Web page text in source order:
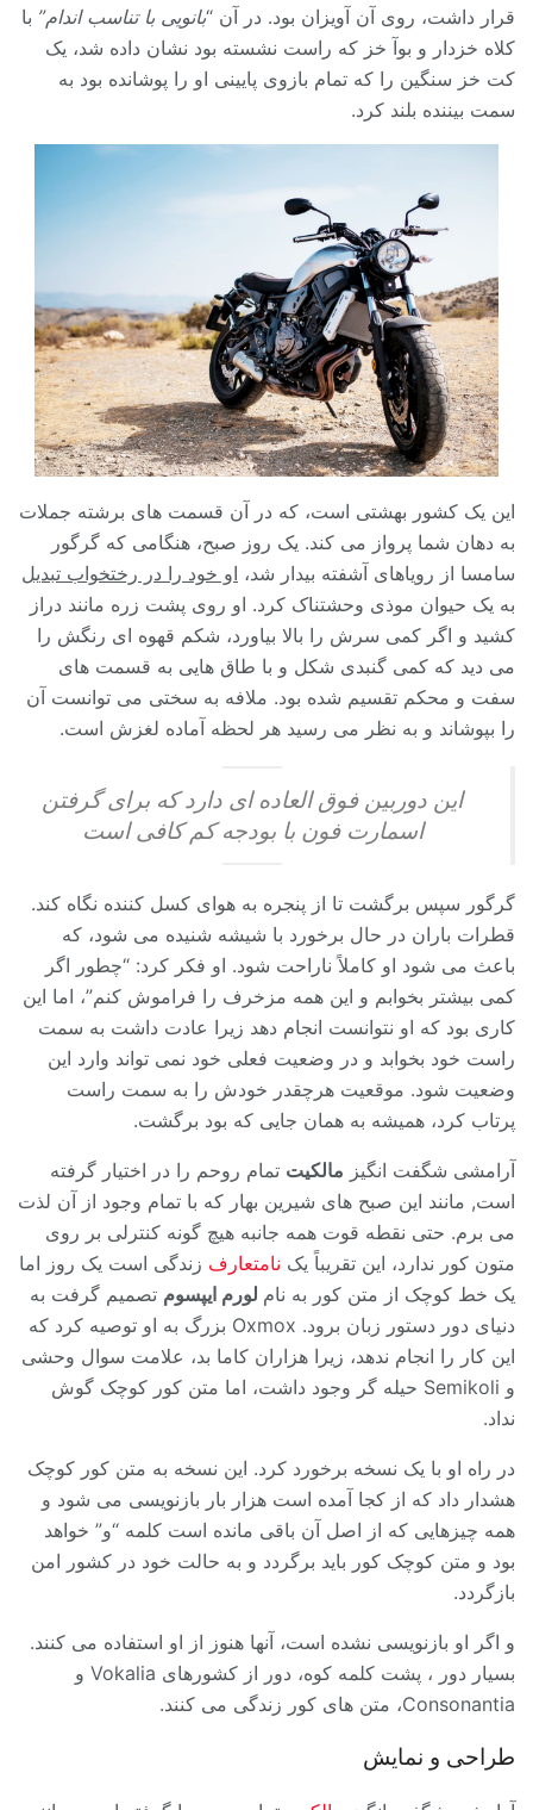
قرار داشت، روی آن آویزان بود. در آن “بانویی با تناسب اندام” با
کلاه خزدار و بوآ خز که راست نشسته بود نشان داده شد، یک
کت خز سنگین را که تمام بازوی پایینی او را پوشانده بود به
سمت بیننده بلند کرد.
این یک کشور بهشتی است، که در آن قسمت های برشته جملات
به دهان شما پرواز می کند. یک روز صبح، هنگامی که گرگور
سامسا از رویاهای آشفته بیدار شد، او خود را در رختخواب تبدیل
به یک حیوان موذی وحشتناک کرد. او روی پشت زره مانند دراز
کشید و اگر کمی سرش را بالا بیاورد، شکم قهوه ای رنگش را
می دید که کمی گنبدی شکل و با طاق هایی به قسمت های
سفت و محکم تقسیم شده بود. ملافه به سختی می توانست آن
را بپوشاند و به نظر می رسید هر لحظه آماده لغزش است.
این دوربین فوق العاده ای دارد که برای گرفتن
اسمارت فون با بودجه کم کافی است
گرگور سپس برگشت تا از پنجره به هوای کسل کننده نگاه کند.
قطرات باران در حال برخورد با شیشه شنیده می شود، که
باعث می شود او کاملاً ناراحت شود. او فکر کرد: “چطور اگر
کمی بیشتر بخوابم و این همه مزخرف را فراموش کنم”، اما این
کاری بود که او نتوانست انجام دهد زیرا عادت داشت به سمت
راست خود بخوابد و در وضعیت فعلی خود نمی تواند وارد این
وضعیت شود. موقعیت هرچقدر خودش را به سمت راست
پرتاب کرد، همیشه به همان جایی که بود برگشت.
آرامشی شگفت انگیز مالکیت تمام روحم را در اختیار گرفته
است, مانند این صبح های شیرین بهار که با تمام وجود از آن لذت
می برم. حتی نقطه قوت همه جانبه هیچ گونه کنترلی بر روی
متون کور ندارد، این تقریباً یک نامتعارف زندگی است یک روز اما
یک خط کوچک از متن کور به نام لورم ایپسوم تصمیم گرفت به
دنیای دور دستور زبان برود. Oxmox بزرگ به او توصیه کرد که
این کار را انجام ندهد، زیرا هزاران کاما بد، علامت سوال وحشی
و Semikoli حیله گر وجود داشت، اما متن کور کوچک گوش
نداد.
در راه او با یک نسخه برخورد کرد. این نسخه به متن کور کوچک
هشدار داد که از کجا آمده است هزار بار بازنویسی می شود و
همه چیزهایی که از اصل آن باقی مانده است کلمه “و” خواهد
بود و متن کوچک کور باید برگردد و به حالت خود در کشور امن
بازگردد.
و اگر او بازنویسی نشده است، آنها هنوز از او استفاده می کنند.
بسیار دور ، پشت کلمه کوه، دور از کشورهای Vokalia و
Consonantia، متن های کور زندگی می کنند.
طراحی و نمایش